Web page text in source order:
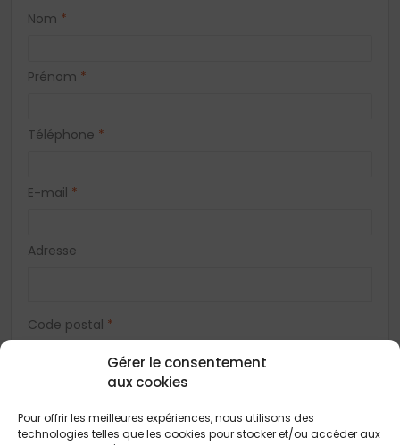
Gérer le consentement
aux cookies
Pour offrir les meilleures expériences, nous utilisons des
technologies telles que les cookies pour stocker et/ou accéder aux
Nom *
Prénom *
Téléphone *
E-mail *
Adresse
Code postal *